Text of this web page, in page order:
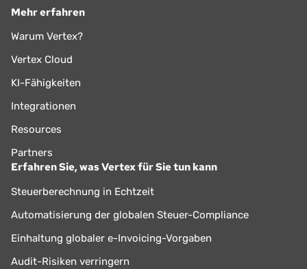
Mehr erfahren
Warum Vertex?
Vertex Cloud
KI-Fähigkeiten
Integrationen
Resources
Partners
Erfahren Sie, was Vertex für Sie tun kann
Steuerberechnung in Echtzeit
Automatisierung der globalen Steuer-Compliance
Einhaltung globaler e-Invoicing-Vorgaben
Audit-Risiken verringern